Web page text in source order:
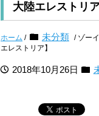
大陸エレストリア
ホーム / 未分類 / ゾー
エレストリア】
2018年10月26日